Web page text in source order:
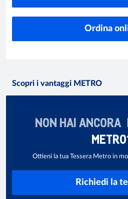
Ordina
Scopri i vantaggi METRO
NON HAI ANCORA
Ottieni la tua Tessera Metro in
Richiedi la